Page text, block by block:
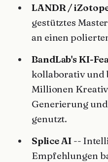
LANDR /
gestütztes
an einen
BandLab's KI-
kollaborativ und
Millionen
Generierung
genutzt.
Splice AI --
Empfehlungen